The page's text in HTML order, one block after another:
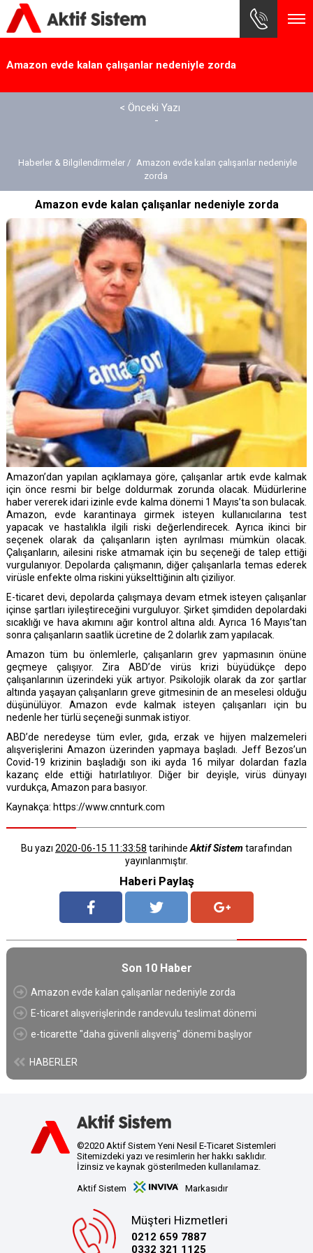
×
Çözümlere
Müşterimiz
Destek
Kurumsal
Referanslar
Sıkça Sorulanlar
Haberler ve Bilgilendirmer
Amazon evde kalan çalışanlar nedeniyle zorda
< Önceki Yazı
-
Haberler & Bilgilendirmeler / Amazon evde kalan çalışanlar nedeniyle
zorda
Amazon evde kalan çalışanlar nedeniyle zorda
Amazon’dan yapılan açıklamaya göre, çalışanlar artık evde kalmak
için önce resmi bir belge doldurmak zorunda olacak. Müdürlerine
haber vererek idari izinle evde kalma dönemi 1 Mayıs’ta son bulacak.
Amazon, evde karantinaya girmek isteyen kullanıcılarına test
yapacak ve hastalıkla ilgili riski değerlendirecek. Ayrıca ikinci bir
seçenek olarak da çalışanların işten ayrılması mümkün olacak.
Çalışanların, ailesini riske atmamak için bu seçeneği de talep ettiği
vurgulanıyor. Depolarda çalışmanın, diğer çalışanlarla temas ederek
virüsle enfekte olma riskini yükselttiğinin altı çiziliyor.
E-ticaret devi, depolarda çalışmaya devam etmek isteyen çalışanlar
içinse şartları iyileştireceğini vurguluyor. Şirket şimdiden depolardaki
sıcaklığı ve hava akımını ağır kontrol altına aldı. Ayrıca 16 Mayıs’tan
sonra çalışanların saatlik ücretine de 2 dolarlık zam yapılacak.
Amazon tüm bu önlemlerle, çalışanların grev yapmasının önüne
geçmeye çalışıyor. Zira ABD’de virüs krizi büyüdükçe depo
çalışanlarının üzerindeki yük artıyor. Psikolojik olarak da zor şartlar
altında yaşayan çalışanların greve gitmesinin de an meselesi olduğu
düşünülüyor. Amazon evde kalmak isteyen çalışanları için bu
nedenle her türlü seçeneği sunmak istiyor.
ABD’de neredeyse tüm evler, gıda, erzak ve hijyen malzemeleri
alışverişlerini Amazon üzerinden yapmaya başladı. Jeff Bezos’un
Covid-19 krizinin başladığı son iki ayda 16 milyar dolardan fazla
kazanç elde ettiği hatırlatılıyor. Diğer bir deyişle, virüs dünyayı
vurdukça, Amazon para basıyor.
Kaynakça: https://www.cnnturk.com
Bu yazı 2020-06-15 11:33:58 tarihindeAktif Sistemtarafından
yayınlanmıştır.
Haberi Paylaş
Son 10 Haber
Amazon evde kalan çalışanlar nedeniyle zorda
E-ticaret alışverişlerinde randevulu teslimat dönemi
e-ticarette "daha güvenli alışveriş" dönemi başlıyor
HABERLER
©2020 Aktif Sistem Yeni Nesil E-Ticaret Sistemleri
Sitemizdeki yazı ve resimlerin her hakkı saklıdır.
İzinsiz ve kaynak gösterilmeden kullanılamaz.
Aktif Sistem Markasıdır
Müşteri Hizmetleri
0212 659 7887
0332 321 1125